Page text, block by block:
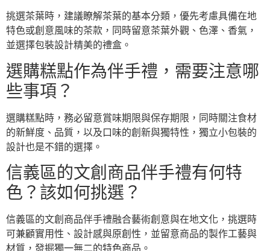
挑選茶葉時，建議瞭解茶葉的基本分類，優先考慮具備在地
特色或創意風味的茶款，同時留意茶葉外觀、色澤、香氣，
並選擇包裝設計精美的禮盒。
選購糕點作為伴手禮，需要注意哪
些事項？
選購糕點時，務必留意賞味期限與保存期限，同時關注食材
的新鮮度、品質，以及口味的創新與獨特性，獨立小包裝的
設計也是不錯的選擇。
信義區的文創商品伴手禮有何特
色？該如何挑選？
信義區的文創商品伴手禮融合藝術創意與在地文化，挑選時
可兼顧實用性、設計感與原創性，並留意商品的製作工藝與
材質，發掘獨一無二的特色商品。